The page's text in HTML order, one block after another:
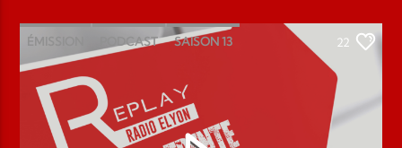
ÉMISSION PODCAST SAISON 13
STÉPHANE CHANDONNET
22